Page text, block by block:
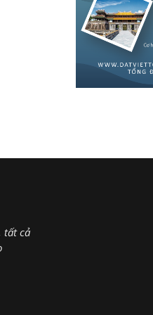
tất cả